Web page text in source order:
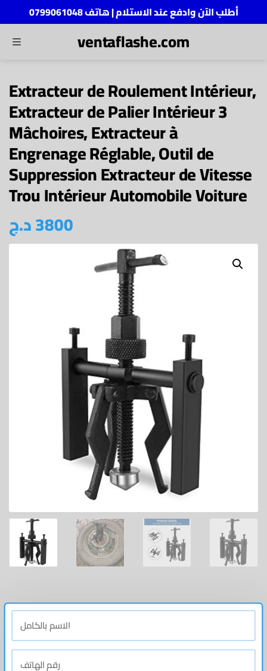
أطلب الآن وادفع عند الاستلام | هاتف 0799061048
MENU ventaflashe.com
Extracteur de Roulement Intérieur,
Extracteur de Palier Intérieur 3
Mâchoires, Extracteur à
Engrenage Réglable, Outil de
Suppression Extracteur de Vitesse
Trou Intérieur Automobile Voiture
3800د.ج